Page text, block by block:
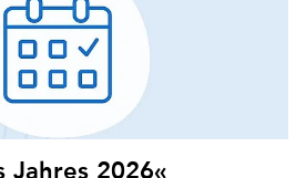
Jahres 2026«